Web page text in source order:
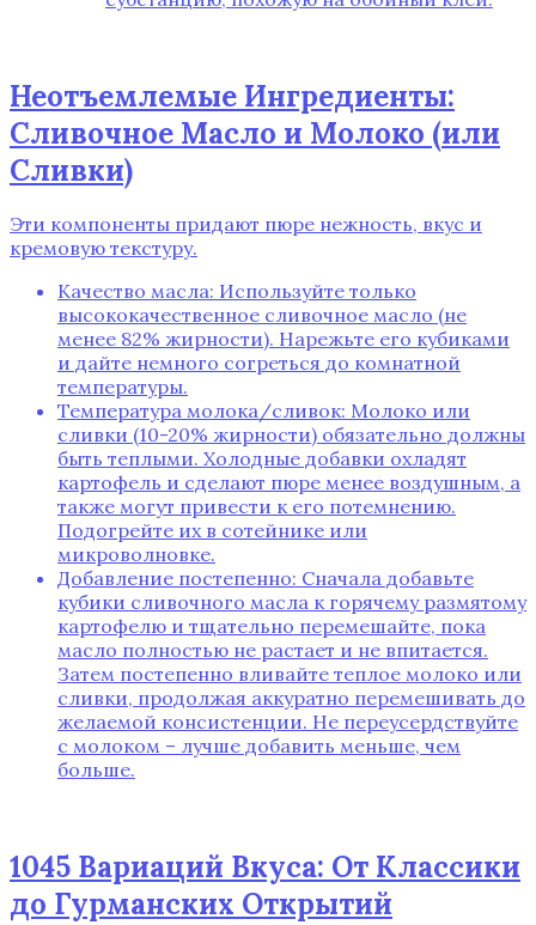
Неотъемлемые Ингредиенты:
Сливочное Масло и Молоко (или
Сливки)
Эти компоненты придают пюре нежность‚ вкус и
кремовую текстуру.
Качество масла: Используйте только
высококачественное сливочное масло (не
менее 82% жирности). Нарежьте его кубиками
и дайте немного согреться до комнатной
температуры.
Температура молока/сливок: Молоко или
сливки (10-20% жирности) обязательно должны
быть теплыми. Холодные добавки охладят
картофель и сделают пюре менее воздушным‚ а
также могут привести к его потемнению.
Подогрейте их в сотейнике или
микроволновке.
Добавление постепенно: Сначала добавьте
кубики сливочного масла к горячему размятому
картофелю и тщательно перемешайте‚ пока
масло полностью не растает и не впитается.
Затем постепенно вливайте теплое молоко или
сливки‚ продолжая аккуратно перемешивать до
желаемой консистенции. Не переусердствуйте
с молоком – лучше добавить меньше‚ чем
больше.
1045 Вариаций Вкуса: От Классики
до Гурманских Открытий